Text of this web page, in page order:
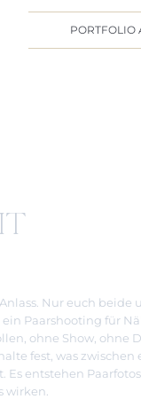
PORTFOLIO
Nur euch beide
Paarshooting für
ohne Show, ohne
fest, was zwischen
entstehen
wirken.